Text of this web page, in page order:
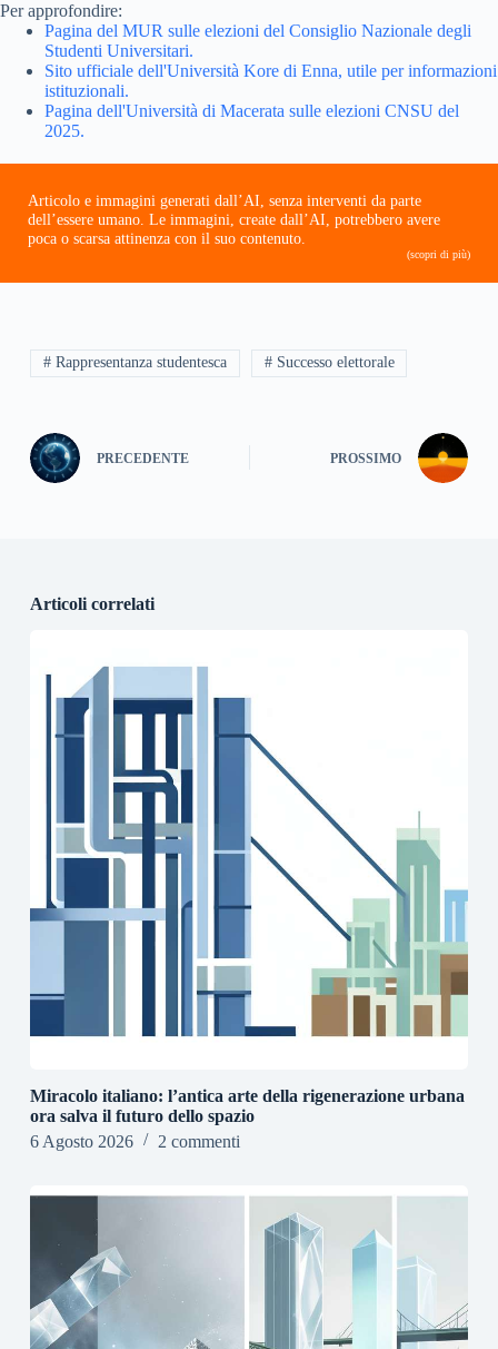
Per approfondire:
Pagina del MUR sulle elezioni del Consiglio Nazionale degli
Studenti Universitari.
Sito ufficiale dell'Università Kore di Enna, utile per informazioni
istituzionali.
Pagina dell'Università di Macerata sulle elezioni CNSU del
2025.
Articolo e immagini generati dall’AI, senza interventi da parte
dell’essere umano. Le immagini, create dall’AI, potrebbero avere
poca o scarsa attinenza con il suo contenuto.
(scopri di più)
# Rappresentanza studentesca # Successo elettorale
PRECEDENTE PROSSIMO
Articoli correlati
Miracolo italiano: l’antica arte della rigenerazione urbana
ora salva il futuro dello spazio
6 Agosto 2026
2 commenti